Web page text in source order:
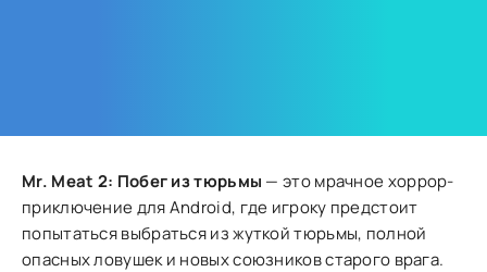
Mr. Meat 2: Побег из тюрьмы — это мрачное хоррор-
приключение для Android, где игроку предстоит
попытаться выбраться из жуткой тюрьмы, полной
опасных ловушек и новых союзников старого врага.